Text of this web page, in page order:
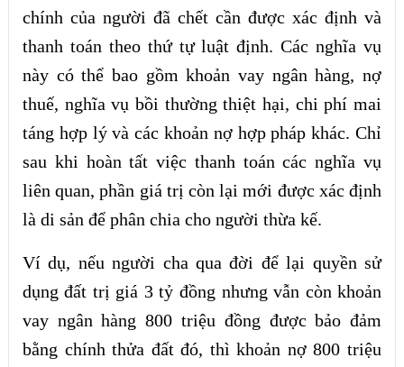
chính của người đã chết cần được xác định và
thanh toán theo thứ tự luật định. Các nghĩa vụ
này có thể bao gồm khoản vay ngân hàng, nợ
thuế, nghĩa vụ bồi thường thiệt hại, chi phí mai
táng hợp lý và các khoản nợ hợp pháp khác. Chỉ
sau khi hoàn tất việc thanh toán các nghĩa vụ
liên quan, phần giá trị còn lại mới được xác định
là di sản để phân chia cho người thừa kế.
Ví dụ, nếu người cha qua đời để lại quyền sử
dụng đất trị giá 3 tỷ đồng nhưng vẫn còn khoản
vay ngân hàng 800 triệu đồng được bảo đảm
bằng chính thửa đất đó, thì khoản nợ 800 triệu